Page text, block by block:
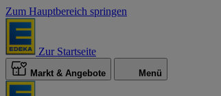
Zum Hauptbereich springen
Zur Startseite
Markt & Angebote Menü